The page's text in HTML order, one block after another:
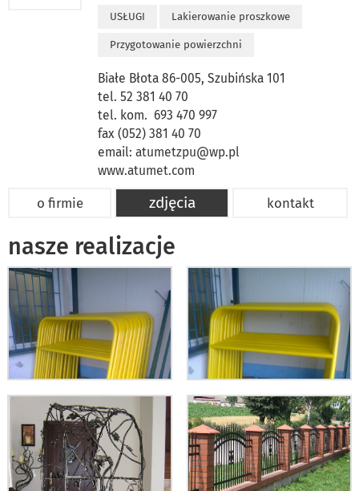
USŁUGI Lakierowanie proszkowe
Przygotowanie powierzchni
Białe Błota 86-005, Szubińska 101
tel. 52 381 40 70
tel. kom. 693 470 997
fax (052) 381 40 70
email: atumetzpu@wp.pl
www.atumet.com
o firmie zdjęcia kontakt
nasze realizacje